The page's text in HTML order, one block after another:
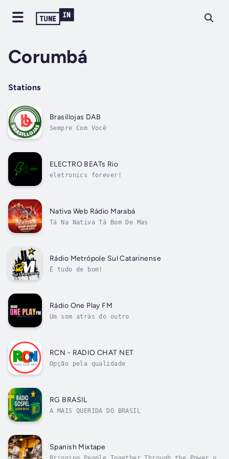
Corumbá
Stations
Brasillojas DAB
Sempre Com Você
ELECTRO BEATs Rio
eletronics forever!
Nativa Web Rádio Marabá
Tá Na Nativa Tá Bom De Mas
Rádio Metrópole Sul Catarinense
É tudo de bom!
Rádio One Play FM
Um som atrás do outro
RCN - RADIO CHAT NET
Opção pela qualidade
RG BRASIL
A MAIS QUERIDA DO BRASIL
Spanish Mixtape